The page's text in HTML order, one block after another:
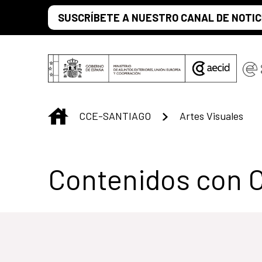
Saltar al contenido principal
SUSCRÍBETE A NUESTRO CANAL DE
INICIO
CCE-SANTIAGO Artes Visuales
Centro Cultural
Contenidos con